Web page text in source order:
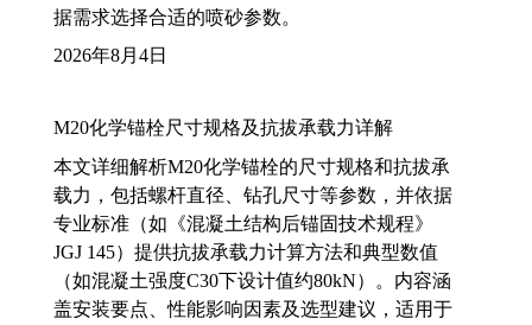
据需求选择合适的喷砂参数。
2026年8月4日
M20化学锚栓尺寸规格及抗拔承载力详解
本文详细解析M20化学锚栓的尺寸规格和抗拔承
载力，包括螺杆直径、钻孔尺寸等参数，并依据
专业标准（如《混凝土结构后锚固技术规程》
JGJ 145）提供抗拔承载力计算方法和典型数值
（如混凝土强度C30下设计值约80kN）。内容涵
盖安装要点、性能影响因素及选型建议，适用于